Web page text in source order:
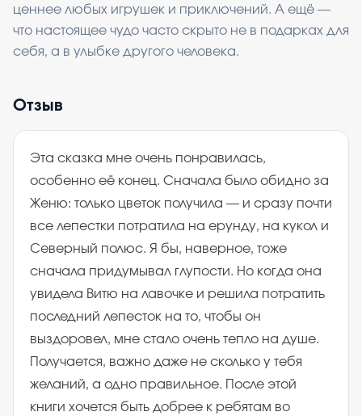
ценнее любых игрушек и приключений. А ещё —
что настоящее чудо часто скрыто не в подарках для
себя, а в улыбке другого человека.
Отзыв
Эта сказка мне очень понравилась,
особенно её конец. Сначала было обидно за
Женю: только цветок получила — и сразу почти
все лепестки потратила на ерунду, на кукол и
Северный полюс. Я бы, наверное, тоже
сначала придумывал глупости. Но когда она
увидела Витю на лавочке и решила потратить
последний лепесток на то, чтобы он
выздоровел, мне стало очень тепло на душе.
Получается, важно даже не сколько у тебя
желаний, а одно правильное. После этой
книги хочется быть добрее к ребятам во